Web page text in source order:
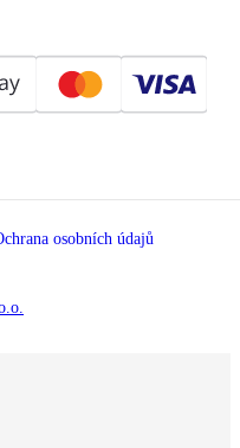
osobních údajů